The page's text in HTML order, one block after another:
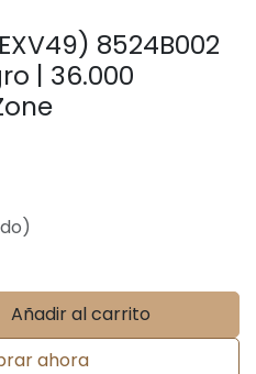
8524B002
| 36.000
Añadir al carrito
ahora